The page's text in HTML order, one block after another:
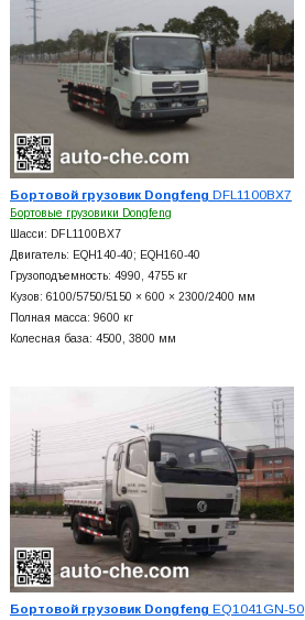
Бортовой грузовик Dongfeng DFL1100BX7
Бортовые грузовики Dongfeng
Шасси: DFL1100BX7
Двигатель: EQH140-40; EQH160-40
Грузоподъемность: 4990, 4755 кг
Кузов: 6100/5750/5150 × 600 × 2300/2400 мм
Полная масса: 9600 кг
Колесная база: 4500, 3800 мм
Бортовой грузовик Dongfeng EQ1041GN-50